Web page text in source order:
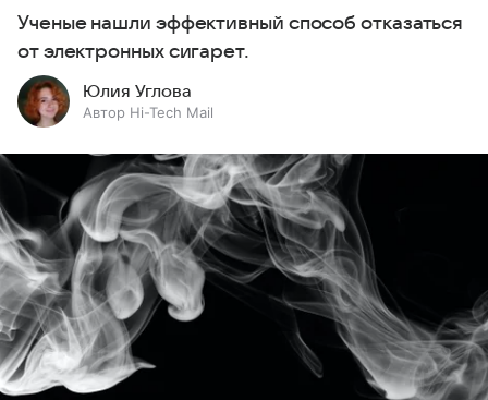
Ученые нашли эффективный способ отказаться
от электронных сигарет.
Юлия Углова
Автор Hi-Tech Mail